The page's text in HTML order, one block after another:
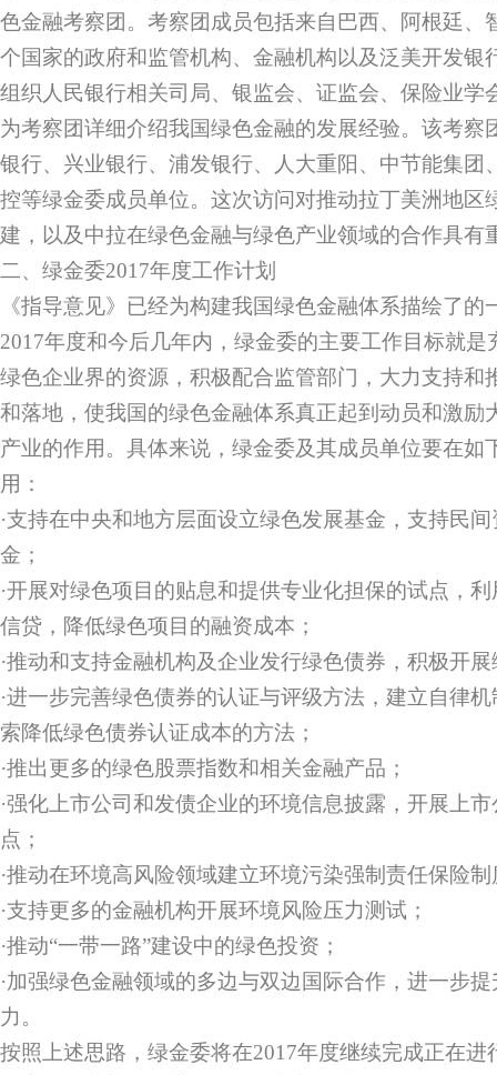
色金融考察团。考察团成员包括来自巴西、阿根廷、
个国家的政府和监管机构、金融机构以及泛美开发银
组织人民银行相关司局、银监会、证监会、保险业学
为考察团详细介绍我国绿色金融的发展经验。该考察
银行、兴业银行、浦发银行、人大重阳、中节能集团
控等绿金委成员单位。这次访问对推动拉丁美洲地区
建，以及中拉在绿色金融与绿色产业领域的合作具有
二、绿金委2017年度工作计划
《指导意见》已经为构建我国绿色金融体系描绘了
2017年度和今后几年内，绿金委的主要工作目标就
绿色企业界的资源，积极配合监管部门，大力支持和
和落地，使我国的绿色金融体系真正起到动员和激励
产业的作用。具体来说，绿金委及其成员单位要在如
用：
·支持在中央和地方层面设立绿色发展基金，支持民
金；
·开展对绿色项目的贴息和提供专业化担保的试点，
信贷，降低绿色项目的融资成本；
·推动和支持金融机构及企业发行绿色债券，积极开
·进一步完善绿色债券的认证与评级方法，建立自律
索降低绿色债券认证成本的方法；
·推出更多的绿色股票指数和相关金融产品；
·强化上市公司和发债企业的环境信息披露，开展上
点；
·推动在环境高风险领域建立环境污染强制责任保险制
·支持更多的金融机构开展环境风险压力测试；
·推动“一带一路”建设中的绿色投资；
·加强绿色金融领域的多边与双边国际合作，进一步
力。
按照上述思路，绿金委将在2017年度继续完成正在